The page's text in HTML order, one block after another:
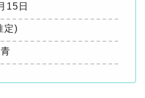
15日
定)